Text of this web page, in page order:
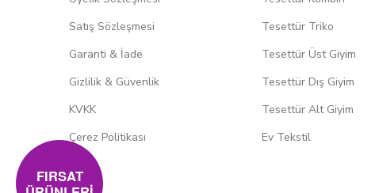
Satış Sözleşmesi
Garanti & İade
Gizlilik & Güvenlik
KVKK
Çerez Politikası
Tesettür Triko
Tesettür Üst Giyim
Tesettür Dış Giyim
Tesettür Alt Giyim
Ev Tekstil
FIRSAT